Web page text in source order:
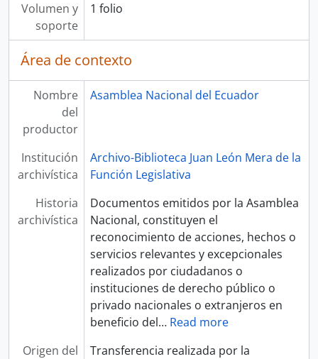
Volumen y
soporte
1 folio
Área de contexto
Nombre
del
productor
Asamblea Nacional del Ecuador
Institución
archivística
Archivo-Biblioteca Juan León Mera de la
Función Legislativa
Historia
archivística
Documentos emitidos por la Asamblea
Nacional, constituyen el
reconocimiento de acciones, hechos o
servicios relevantes y excepcionales
realizados por ciudadanos o
instituciones de derecho público o
privado nacionales o extranjeros en
beneficio del… Read more
Origen del
Transferencia realizada por la